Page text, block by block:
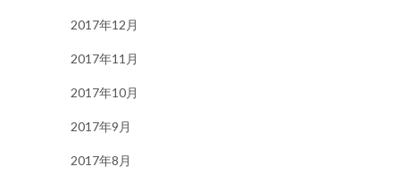
2017年12月
2017年11月
2017年10月
2017年9月
2017年8月